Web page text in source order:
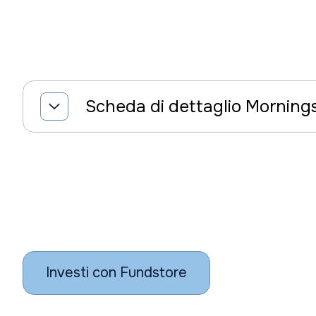
Scheda di dettaglio
Investi con Fundstore